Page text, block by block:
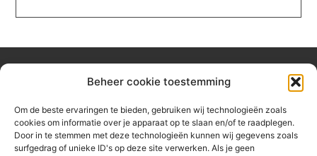
Beheer cookie toestemming
Om de beste ervaringen te bieden, gebruiken wij technologieën zoals
cookies om informatie over je apparaat op te slaan en/of te raadplegen.
Door in te stemmen met deze technologieën kunnen wij gegevens zoals
surfgedrag of unieke ID's op deze site verwerken. Als je geen
Jouw gids voor inspiratie en tips uit het dagelijks leven.
Ontdek een brede verzameling blogs en artikelen die je helpen
om het meeste uit elke dag te halen, met praktische adviezen
en verrassende inzichten.